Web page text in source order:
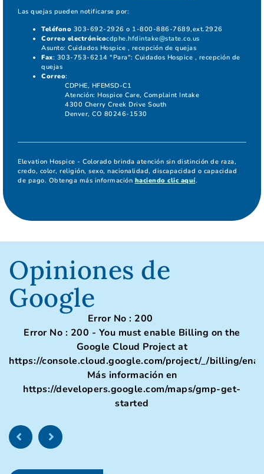
Las quejas pueden notificarse por:
Teléfono 303-692-2926 o 1-800-886-7689,ext.2926
Correo electrónicocdphe.hfdintake@state.co.us
Asunto: Cuidados Hospice , recepción de quejas
Fax: 303-753-6214 "Para": Cuidados Hospice , recepción de
quejas
Correo:
CDPHE, HFEMSD-C1
Atención: Hospice Care, Complaint Intake
4300 Cherry Creek Drive South
Denver, CO 80246-1530
Elevation Hospice - Colorado brinda atención sin distinción de raza,
credo, color, religión, sexo, nacionalidad, discapacidad o capacidad
de pago. Obtenga más información haciendo clic aquí.
Opiniones de
Google
Error No : 200
Error No : 200 - You must enable Billing on the
Google Cloud Project at
https://console.cloud.google.com/project/_/billing/
Más información en
https://developers.google.com/maps/gmp-get-
started